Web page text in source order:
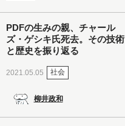
PDFの生みの親、チャール
ズ・ゲシキ氏死去。その技術
と歴史を振り返る
2021.05.05 社会
柳井政和